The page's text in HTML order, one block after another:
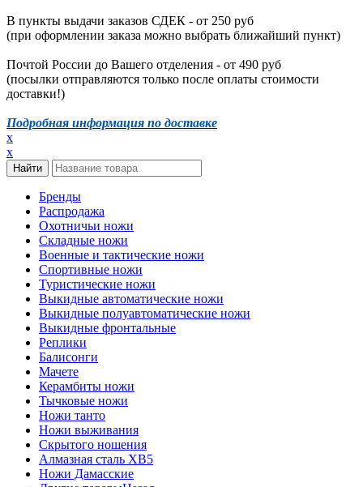
В пункты выдачи заказов СДЕК - от 250 руб
(при оформлении заказа можно выбрать ближайший пункт)
Почтой России до Вашего отделения - от 490 руб
(посылки отправляются только после оплаты стоимости
доставки!)
Подробная информация по доставке
x
x
Бренды
Распродажа
Охотничьи ножи
Складные ножи
Военные и тактические ножи
Спортивные ножи
Туристические ножи
Выкидные автоматические ножи
Выкидные полуавтоматические ножи
Выкидные фронтальные
Реплики
Балисонги
Мачете
Керамбиты ножи
Тычковые ножи
Ножи танто
Ножи выживания
Скрытого ношения
Алмазная сталь ХВ5
Ножи Дамасские